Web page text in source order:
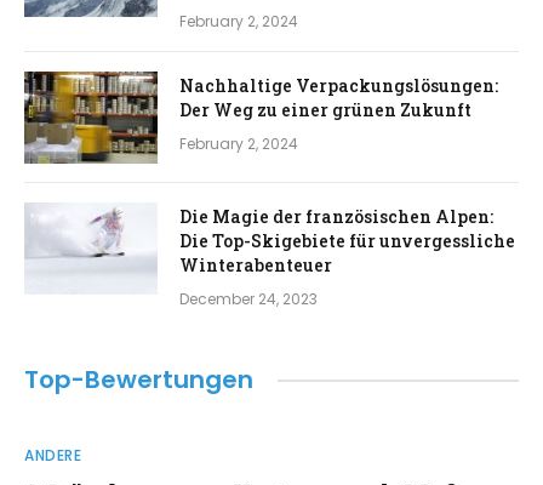
February 2, 2024
Nachhaltige Verpackungslösungen:
Der Weg zu einer grünen Zukunft
February 2, 2024
Die Magie der französischen Alpen:
Die Top-Skigebiete für unvergessliche
Winterabenteuer
December 24, 2023
Top-Bewertungen
ANDERE